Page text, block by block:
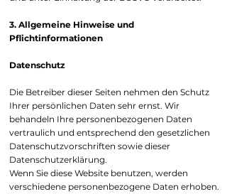
3. Allgemeine Hinweise und
Pflichtinformationen
Datenschutz
Die Betreiber dieser Seiten nehmen den Schutz
Ihrer persönlichen Daten sehr ernst. Wir
behandeln Ihre personenbezogenen Daten
vertraulich und entsprechend den gesetzlichen
Datenschutzvorschriften sowie dieser
Datenschutzerklärung.
Wenn Sie diese Website benutzen, werden
verschiedene personenbezogene Daten erhoben.